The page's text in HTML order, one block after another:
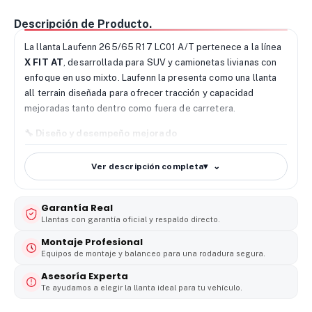
Descripción de Producto.
La llanta Laufenn 265/65 R17 LC01 A/T pertenece a la línea
X FIT AT, desarrollada para SUV y camionetas livianas con
enfoque en uso mixto. Laufenn la presenta como una llanta
all terrain diseñada para ofrecer tracción y capacidad
mejoradas tanto dentro como fuera de carretera.
🔧 Diseño y desempeño mejorado
bloques en zigzag,banda anchayranuras profundas
escalonadas, pensadas para mantener el rendimiento en
Además, la marca destaca un diseño orientado a resistir
daños e impactos externos.
🌧️ Agarre y seguridad en todo clima
para mejorar el drenaje del agua y ayudar a prevenir el
Ver descripción completa▾
Garantía Real
Llantas con garantía oficial y respaldo directo.
Montaje Profesional
Equipos de montaje y balanceo para una rodadura segura.
Asesoría Experta
Te ayudamos a elegir la llanta ideal para tu vehículo.